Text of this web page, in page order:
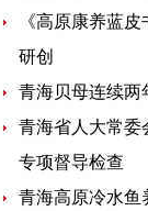
《高原康养蓝
研创
青海贝母连续两
青海省人大常委
专项督导检查
青海高原冷水鱼